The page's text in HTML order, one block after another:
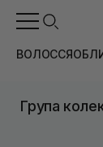
ВОЛОССЯ
Група